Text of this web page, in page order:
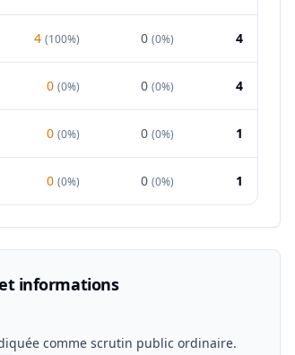
4 (100%) 0 (0%) 4
0 (0%) 0 (0%) 4
0 (0%) 0 (0%) 1
0 (0%) 0 (0%) 1
informations
comme scrutin public ordinaire.